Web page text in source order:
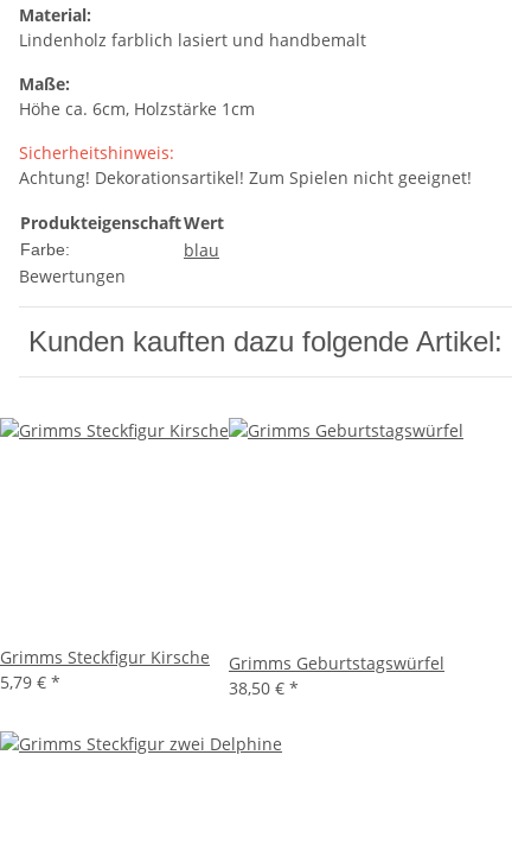
Material:
Lindenholz farblich lasiert und handbemalt
Maße:
Höhe ca. 6cm, Holzstärke 1cm
Sicherheitshinweis:
Achtung! Dekorationsartikel! Zum Spielen nicht geeignet!
ProdukteigenschaftWert
Farbe:
blau
Bewertungen
Kunden kauften dazu folgende Artikel:
Grimms Steckfigur Kirsche
5,79 € *
Grimms Geburtstagswürfel
38,50 € *